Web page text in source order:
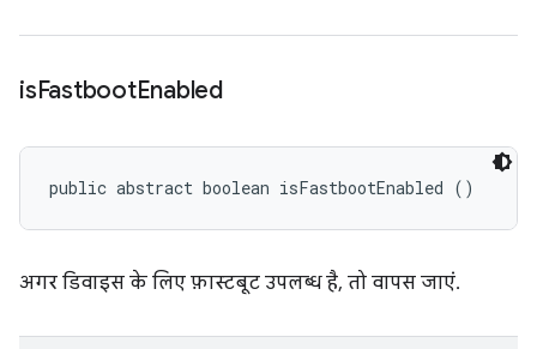
isFastbootEnabled
public abstract boolean isFastbootEnabled ()
अगर डिवाइस के लिए फ़ास्टबूट उपलब्ध है, तो वापस जाएं.